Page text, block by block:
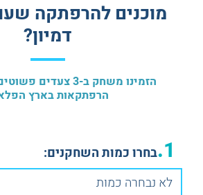
ESCAPE ROOM PLUS
מוכנים להרפתקה
דמיון?
הזמינו משחק ב-3
הרפתקאות בארץ
1. בחרו כמות השחקנים:
לא נבחרה כמות